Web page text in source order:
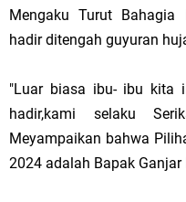
Mengaku Turut Bahagia
hadir ditengah guyuran
"Luar biasa ibu- ibu kita
hadir,kami selaku
Meyampaikan bahwa
2024 adalah Bapak Ganjar